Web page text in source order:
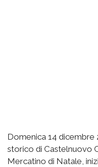
Domenica 14 dicembre
storico di Castelnuovo
Mercatino di Natale,